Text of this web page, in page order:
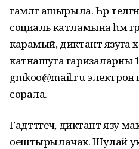
гамәлгә ашырыла. Һәр
социаль катламына һәм
карамый, диктант язуга
катнашуга гаризаларны
gmkoo@mail.ru
сорала.
Гадәттәгечә, диктант язу
оештырылачак. Шулай